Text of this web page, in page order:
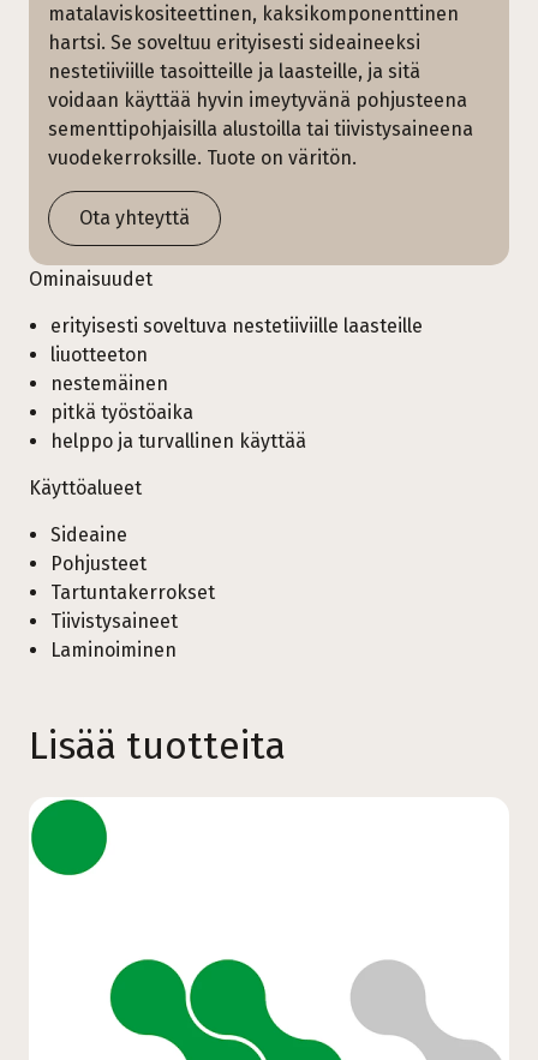
matalaviskositeettinen, kaksikomponenttinen
hartsi. Se soveltuu erityisesti sideaineeksi
nestetiiviille tasoitteille ja laasteille, ja sitä
voidaan käyttää hyvin imeytyvänä pohjusteena
sementtipohjaisilla alustoilla tai tiivistysaineena
vuodekerroksille. Tuote on väritön.
Ota yhteyttä
Ominaisuudet
erityisesti soveltuva nestetiiviille laasteille
liuotteeton
nestemäinen
pitkä työstöaika
helppo ja turvallinen käyttää
Käyttöalueet
Sideaine
Pohjusteet
Tartuntakerrokset
Tiivistysaineet
Laminoiminen
Lisää tuotteita